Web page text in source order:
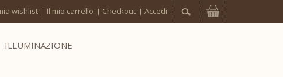
wishlist Il mio carrello Checkout Accedi
ILLUMINAZIONE